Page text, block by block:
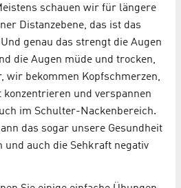
schauen wir für längere
Distanzebene, das ist das
genau das strengt die Augen
die Augen müde und trocken,
wir bekommen Kopfschmerzen,
und verspannen
im Schulter-Nackenbereich.
das sogar unsere Gesundheit
auch die Sehkraft negativ